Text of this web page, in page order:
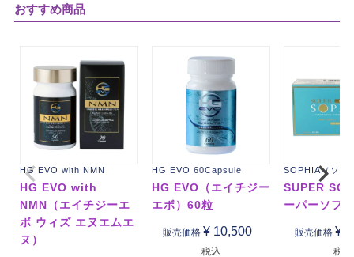
おすすめ商品
HG EVO with NMN
HG EVO with
NMN（エイチジーエ
ボ ウィズ エヌエムエ
ヌ）
HG EVO 60Capsule
HG EVO（エイチジー
エボ）60粒
販売価格 ¥ 10,500
税込
SOPHIA（ソフ
SUPER
ーパーソフ
販売価格 ¥
税込